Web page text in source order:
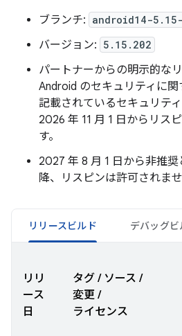
ブランチ: android14-
バージョン: 5.15.202
パートナーからの明示的な
Android のセキュリティに
記載されているセキュリテ
2026 年 11 月 1 日からリス
す。
2027 年 8 月 1 日から非推
降、リスピンは許可されませ
リリースビルド デバッグビ
リリ
ース
日
タグ / ソース /
変更 /
ライセンス